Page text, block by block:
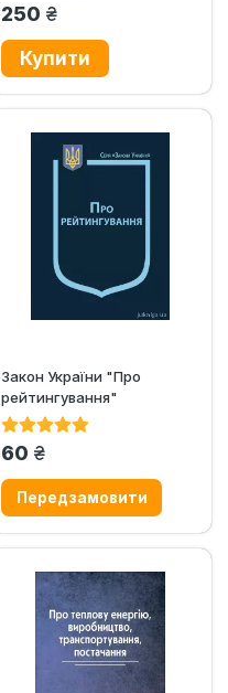
250 грн.
Закон України "Про
рейтингування"
60 грн.